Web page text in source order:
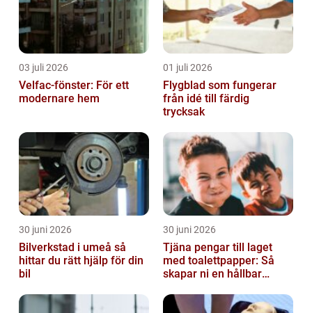
03 juli 2026
Velfac-fönster: För ett
modernare hem
01 juli 2026
Flygblad som fungerar
från idé till färdig
trycksak
30 juni 2026
Bilverkstad i umeå så
hittar du rätt hjälp för din
bil
30 juni 2026
Tjäna pengar till laget
med toalettpapper: Så
skapar ni en hållbar